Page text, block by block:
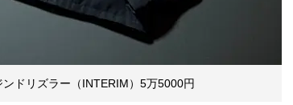
ドリズラー（INTERIM）5万5000円